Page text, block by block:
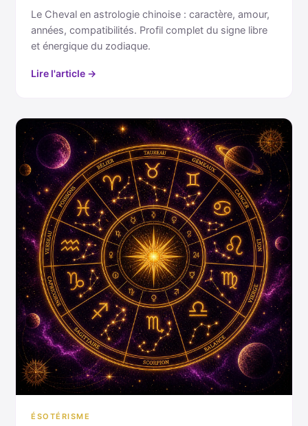
Le Cheval en astrologie chinoise : caractère, amour,
années, compatibilités. Profil complet du signe libre
et énergique du zodiaque.
Lire l'article →
ÉSOTÉRISME